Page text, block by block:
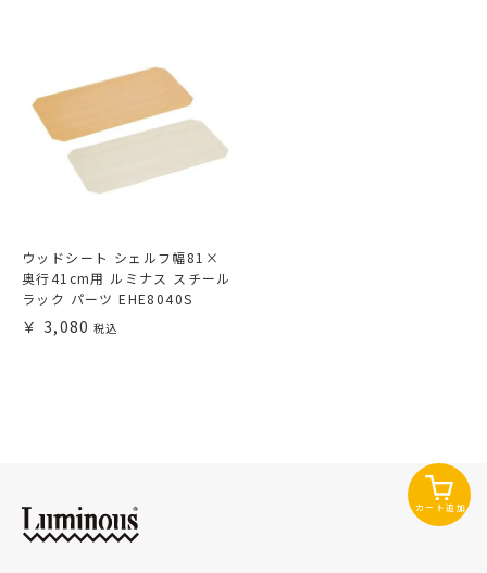
ウッドシート シェルフ幅81×
奥行41cm用 ルミナス スチール
ラック パーツ EHE8040S
3,080
カート追加